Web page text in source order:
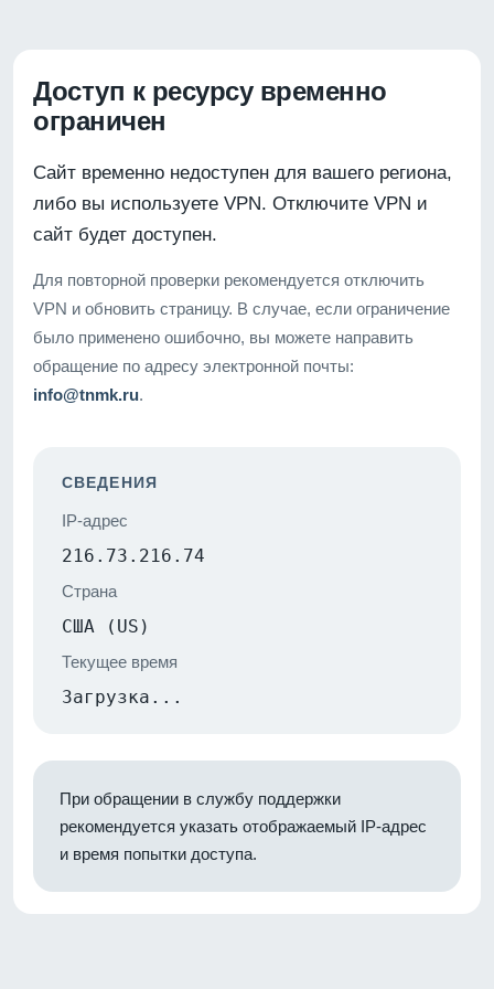
Доступ к ресурсу временно
ограничен
Сайт временно недоступен для вашего региона,
либо вы используете VPN. Отключите VPN и
сайт будет доступен.
Для повторной проверки рекомендуется отключить
VPN и обновить страницу. В случае, если ограничение
было применено ошибочно, вы можете направить
обращение по адресу электронной почты:
info@tnmk.ru.
СВЕДЕНИЯ
IP-адрес
216.73.216.74
Страна
США (US)
Текущее время
Загрузка...
При обращении в службу поддержки
рекомендуется указать отображаемый IP-адрес
и время попытки доступа.